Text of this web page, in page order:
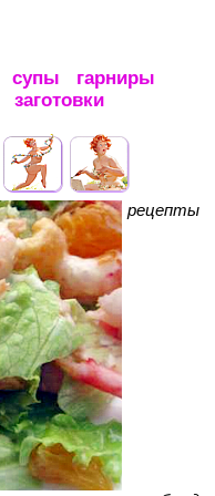
супы
гарниры
заготовки
рецепты